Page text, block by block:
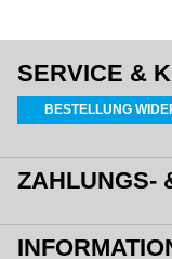
SERVICE &
BESTELLUNG
ZAHLUNGS-